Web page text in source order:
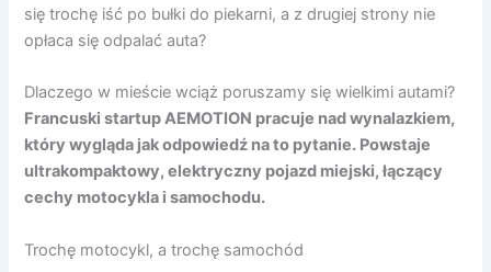
się trochę iść po bułki do piekarni, a z drugiej strony nie
opłaca się odpalać auta?
Dlaczego w mieście wciąż poruszamy się wielkimi autami?
Francuski startup AEMOTION pracuje nad wynalazkiem,
który wygląda jak odpowiedź na to pytanie. Powstaje
ultrakompaktowy, elektryczny pojazd miejski, łączący
cechy motocykla i samochodu.
Trochę motocykl, a trochę samochód